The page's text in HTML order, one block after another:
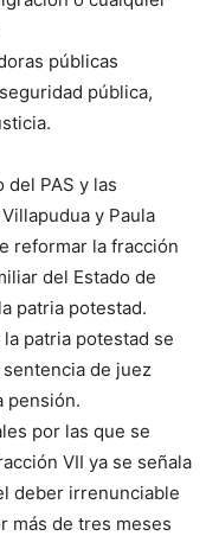
públicas
pública,
PAS y las
y Paula
reformar la fracción
del Estado de
patria potestad.
patria potestad se
de juez
pensión.
por las que se
VII ya se señala
deber irrenunciable
más de tres meses